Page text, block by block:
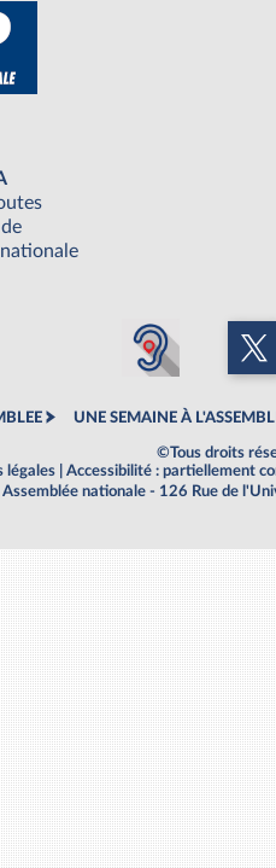
nationale
UNE SEMAINE À
©Tous droits
légales
Accessibilité : partiellement
Assemblée nationale - 126 Rue de